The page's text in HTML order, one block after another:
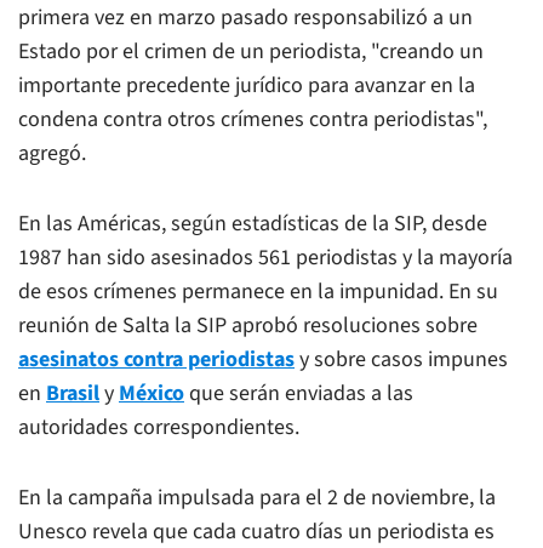
primera vez en marzo pasado responsabilizó a un
Estado por el crimen de un periodista, "creando un
importante precedente jurídico para avanzar en la
condena contra otros crímenes contra periodistas",
agregó.
En las Américas, según estadísticas de la SIP, desde
1987 han sido asesinados 561 periodistas y la mayoría
de esos crímenes permanece en la impunidad. En su
reunión de Salta la SIP aprobó resoluciones sobre
asesinatos contra periodistasy sobre casos impunes
en Brasily Méxicoque serán enviadas a las
autoridades correspondientes.
En la campaña impulsada para el 2 de noviembre, la
Unesco revela que cada cuatro días un periodista es